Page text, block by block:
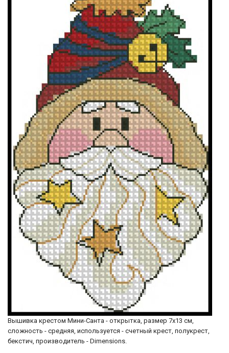
Вышивка крестом Мини-Санта - открытка, размер 7х13 см,
сложность - средняя, используется - счетный крест, полукрест,
бекстич, производитель - Dimensions.